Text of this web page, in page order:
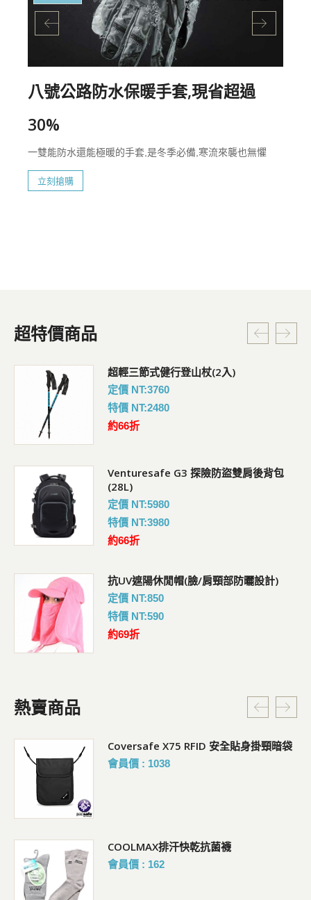
八號公路防水保暖手套,現省超過
30%
一雙能防水還能極暖的手套,是冬季必備,寒流來襲也無懼
立刻搶購
超特價商品
超輕三節式健行登山杖(2入)
定價 NT:3760
特價 NT:2480
約66折
Venturesafe G3 探險防盜雙肩後背包
(28L)
定價 NT:5980
特價 NT:3980
約66折
抗UV遮陽休閒帽(臉/肩頸部防曬設計)
定價 NT:850
特價 NT:590
約69折
熱賣商品
Coversafe X75 RFID 安全貼身掛頸暗袋
會員價 : 1038
COOLMAX排汗快乾抗菌襪
會員價 : 162